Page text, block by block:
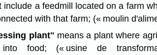
include a feedmill located on a farm
with that farm; (« moulin
plant" means a plant where
into food; (« usine de